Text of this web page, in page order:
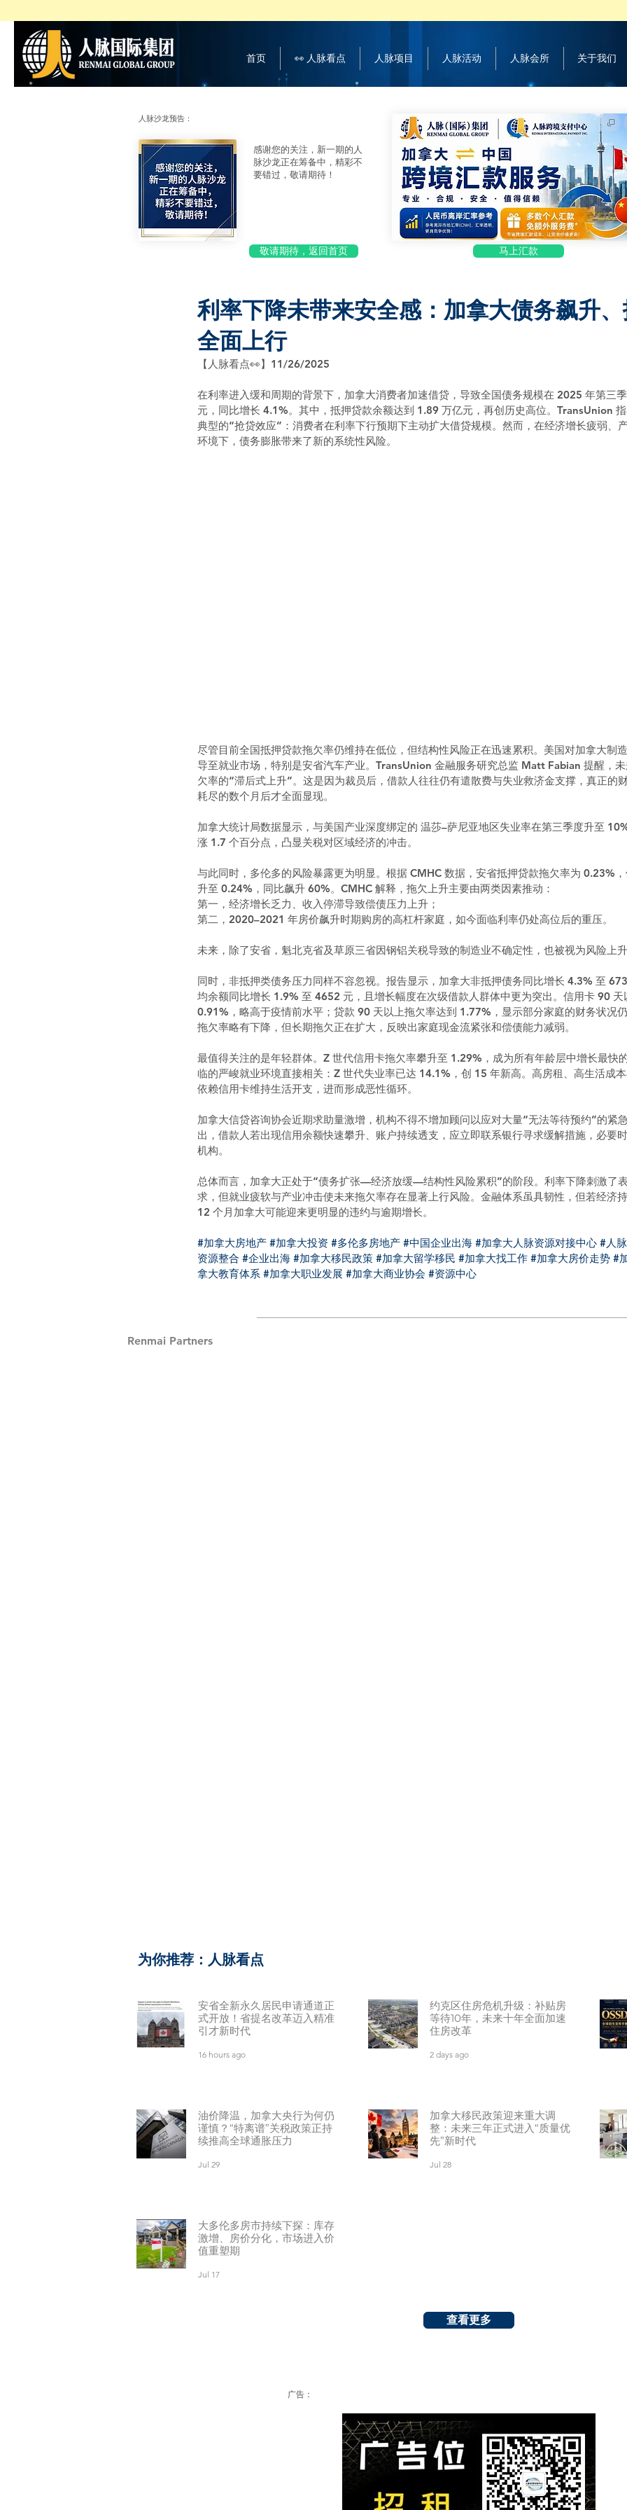
首页 👀 人脉看点 人脉项目 人脉活动 人脉会所 关于我们
人脉沙龙预告：
感谢您的关注，新一期的人
脉沙龙正在筹备中，精彩不
要错过，敬请期待！
敬请期待，返回首页 马上汇款
利率下降未带来安全感：加拿大债务飙升
全面上行
【人脉看点👀】11/26/2025
在利率进入缓和周期的背景下，加拿大消费者加速借贷，导致全国债务规模在 2025 年第三
元，同比增长 4.1%。其中，抵押贷款余额达到 1.89 万亿元，再创历史高位。TransUnion
典型的“抢贷效应”：消费者在利率下行预期下主动扩大借贷规模。然而，在经济增长疲弱、
环境下，债务膨胀带来了新的系统性风险。
尽管目前全国抵押贷款拖欠率仍维持在低位，但结构性风险正在迅速累积。美国对加拿大制
导至就业市场，特别是安省汽车产业。TransUnion 金融服务研究总监 Matt Fabian 提醒，
欠率的“滞后式上升”。这是因为裁员后，借款人往往仍有遣散费与失业救济金支撑，真正的
耗尽的数个月后才全面显现。
加拿大统计局数据显示，与美国产业深度绑定的 温莎–萨尼亚地区失业率在第三季度升至
涨 1.7 个百分点，凸显关税对区域经济的冲击。
与此同时，多伦多的风险暴露更为明显。根据 CMHC 数据，安省抵押贷款拖欠率为 0.23%
升至 0.24%，同比飙升 60%。CMHC 解释，拖欠上升主要由两类因素推动：
第一，经济增长乏力、收入停滞导致偿债压力上升；
第二，2020–2021 年房价飙升时期购房的高杠杆家庭，如今面临利率仍处高位后的重压。
未来，除了安省，魁北克省及草原三省因钢铝关税导致的制造业不确定性，也被视为风险上升
同时，非抵押类债务压力同样不容忽视。报告显示，加拿大非抵押债务同比增长 4.3% 至
均余额同比增长 1.9% 至 4652 元，且增长幅度在次级借款人群体中更为突出。信用卡 90 天
0.91%，略高于疫情前水平；贷款 90 天以上拖欠率达到 1.77%，显示部分家庭的财务状况
拖欠率略有下降，但长期拖欠正在扩大，反映出家庭现金流紧张和偿债能力减弱。
最值得关注的是年轻群体。Z 世代信用卡拖欠率攀升至 1.29%，成为所有年龄层中增长最快
临的严峻就业环境直接相关：Z 世代失业率已达 14.1%，创 15 年新高。高房租、高生活成
依赖信用卡维持生活开支，进而形成恶性循环。
加拿大信贷咨询协会近期求助量激增，机构不得不增加顾问以应对大量“无法等待预约”的紧
出，借款人若出现信用余额快速攀升、账户持续透支，应立即联系银行寻求缓解措施，必要
机构。
总体而言，加拿大正处于“债务扩张—经济放缓—结构性风险累积”的阶段。利率下降刺激了
求，但就业疲软与产业冲击使未来拖欠率存在显著上行风险。金融体系虽具韧性，但若经济
12 个月加拿大可能迎来更明显的违约与逾期增长。
#加拿大房地产 #加拿大投资 #多伦多房地产 #中国企业出海 #加拿大人脉资源对接中心 #人
资源整合 #企业出海 #加拿大移民政策 #加拿大留学移民 #加拿大找工作 #加拿大房价走势 #
拿大教育体系 #加拿大职业发展 #加拿大商业协会 #资源中心
Renmai Partners
​为你推荐：人脉看点
安省全新永久居民申请通道正
式开放！省提名改革迈入精准
引才新时代
16 hours ago
约克区住房危机升级：补贴房
等待10年，未来十年全面加速
住房改革
2 days ago
油价降温，加拿大央行为何仍
谨慎？“特离谱”关税政策正持
续推高全球通胀压力
Jul 29
加拿大移民政策迎来重大调
整：未来三年正式进入“质量优
先”新时代
Jul 28
大多伦多房市持续下探：库存
激增、房价分化，市场进入价
值重塑期
Jul 17
查看更多
广告：